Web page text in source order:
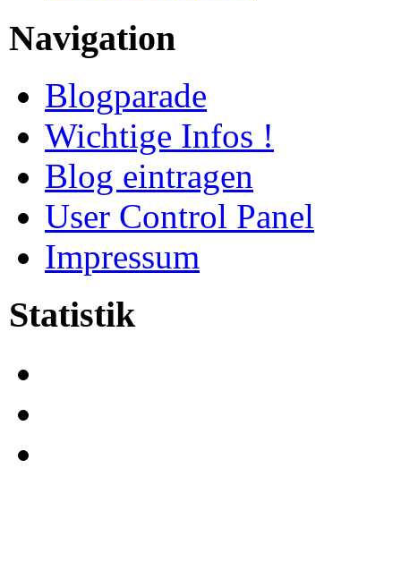
Navigation
Blogparade
Wichtige Infos !
Blog eintragen
User Control Panel
Impressum
Statistik